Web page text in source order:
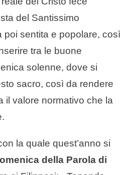
del Santissimo
poi sentita e popolare, così
tra le buone
solenne, dove si
sacro, così da rendere
il valore normativo che la
la quale quest’anno si
della Parola di